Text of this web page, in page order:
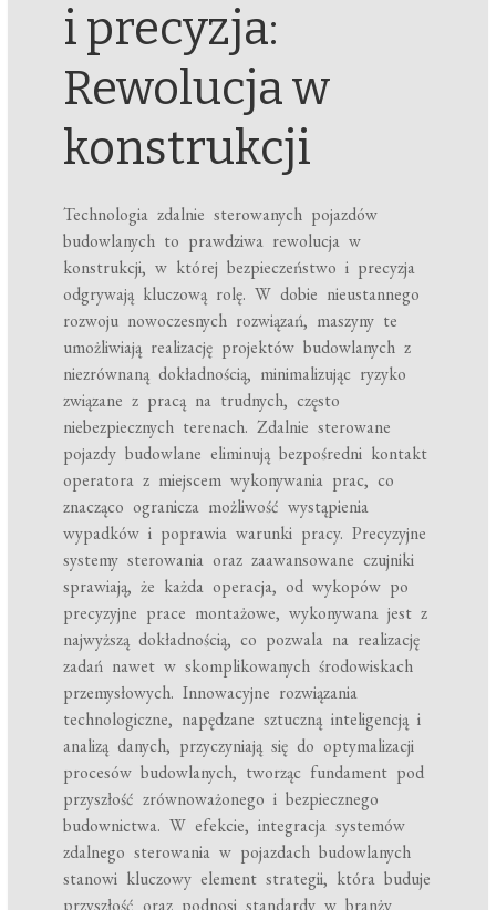
i precyzja:
Rewolucja w
konstrukcji
Technologia zdalnie sterowanych pojazdów
budowlanych to prawdziwa rewolucja w
konstrukcji, w której bezpieczeństwo i precyzja
odgrywają kluczową rolę. W dobie nieustannego
rozwoju nowoczesnych rozwiązań, maszyny te
umożliwiają realizację projektów budowlanych z
niezrównaną dokładnością, minimalizując ryzyko
związane z pracą na trudnych, często
niebezpiecznych terenach. Zdalnie sterowane
pojazdy budowlane eliminują bezpośredni kontakt
operatora z miejscem wykonywania prac, co
znacząco ogranicza możliwość wystąpienia
wypadków i poprawia warunki pracy. Precyzyjne
systemy sterowania oraz zaawansowane czujniki
sprawiają, że każda operacja, od wykopów po
precyzyjne prace montażowe, wykonywana jest z
najwyższą dokładnością, co pozwala na realizację
zadań nawet w skomplikowanych środowiskach
przemysłowych. Innowacyjne rozwiązania
technologiczne, napędzane sztuczną inteligencją i
analizą danych, przyczyniają się do optymalizacji
procesów budowlanych, tworząc fundament pod
przyszłość zrównoważonego i bezpiecznego
budownictwa. W efekcie, integracja systemów
zdalnego sterowania w pojazdach budowlanych
stanowi kluczowy element strategii, która buduje
przyszłość oraz podnosi standardy w branży